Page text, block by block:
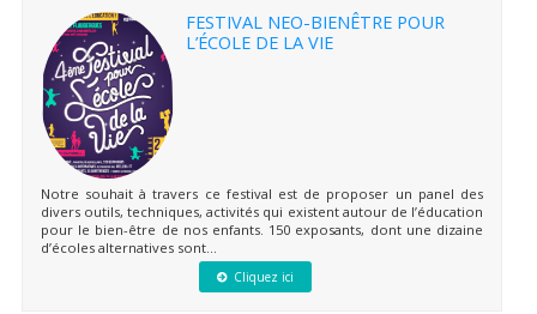
FESTIVAL NEO-BIENÊTRE POUR
L’ÉCOLE DE LA VIE
Notre souhait à travers ce festival est de proposer un panel des
divers outils, techniques, activités qui existent autour de l’éducation
pour le bien-être de nos enfants. 150 exposants, dont une dizaine
d’écoles alternatives sont...
Cliquez ici